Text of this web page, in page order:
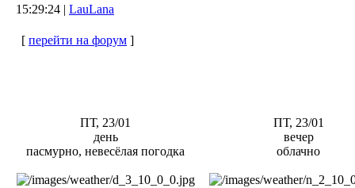
15:29:24 | LauLana
[ перейти на форум ]
ПТ, 23/01
день
пасмурно, невесёлая погодка
ПТ, 23/01
вечер
облачно